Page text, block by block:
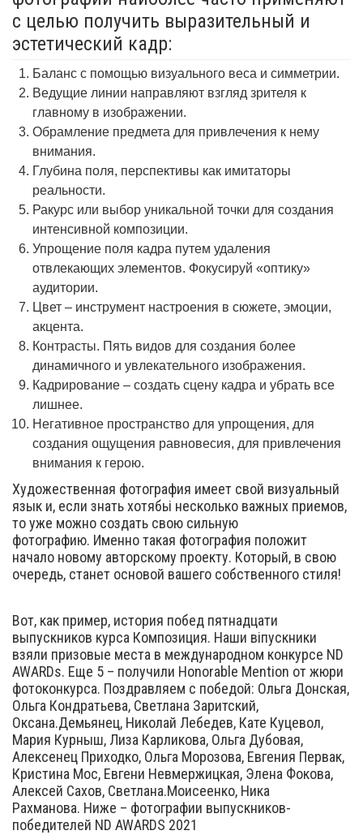
с целью получить выразительный и
эстетический кадр:
Баланс с помощью визуального веса и симметрии.
Ведущие линии направляют взгляд зрителя к
главному в изображении.
Обрамление предмета для привлечения к нему
внимания.
Глубина поля, перспективы как имитаторы
реальности.
Ракурс или выбор уникальной точки для создания
интенсивной композиции.
Упрощение поля кадра путем удаления
отвлекающих элементов. Фокусируй «оптику»
аудитории.
Цвет – инструмент настроения в сюжете, эмоции,
акцента.
Контрасты. Пять видов для создания более
динамичного и увлекательного изображения.
Кадрирование – создать сцену кадра и убрать все
лишнее.
Негативное пространство для упрощения, для
создания ощущения равновесия, для привлечения
внимания к герою.
Художественная фотография имеет свой визуальный
язык и, если знать хотябьі несколько важных приемов,
то уже можно создать свою сильную
фотографию. Именно такая фотография положит
начало новому авторскому проекту. Который, в свою
очередь, станет основой вашего собственного стиля!
Вот, как пример, история побед пятнадцати
выпускников курса Композиция. Наши віпускники
взяли призовые места в международном конкурсе ND
AWARDs. Еще 5 – получили Honorable Mention от жюри
фотоконкурса. Поздравляем с победой: Ольга Донская,
Ольга Кондратьева, Светлана Заритский,
Оксана.Демьянец, Николай Лебедев, Кате Куцевол,
Мария Курныш, Лиза Карликова, Ольга Дубовая,
Алексенец Приходко, Ольга Морозова, Евгения Первак,
Кристина Мос, Евгени Невмержицкая, Элена Фокова,
Алексей Сахов, Светлана.Моисеенко, Ника
Рахманова. Ниже – фотографии выпускников-
победителей ND AWARDS 2021